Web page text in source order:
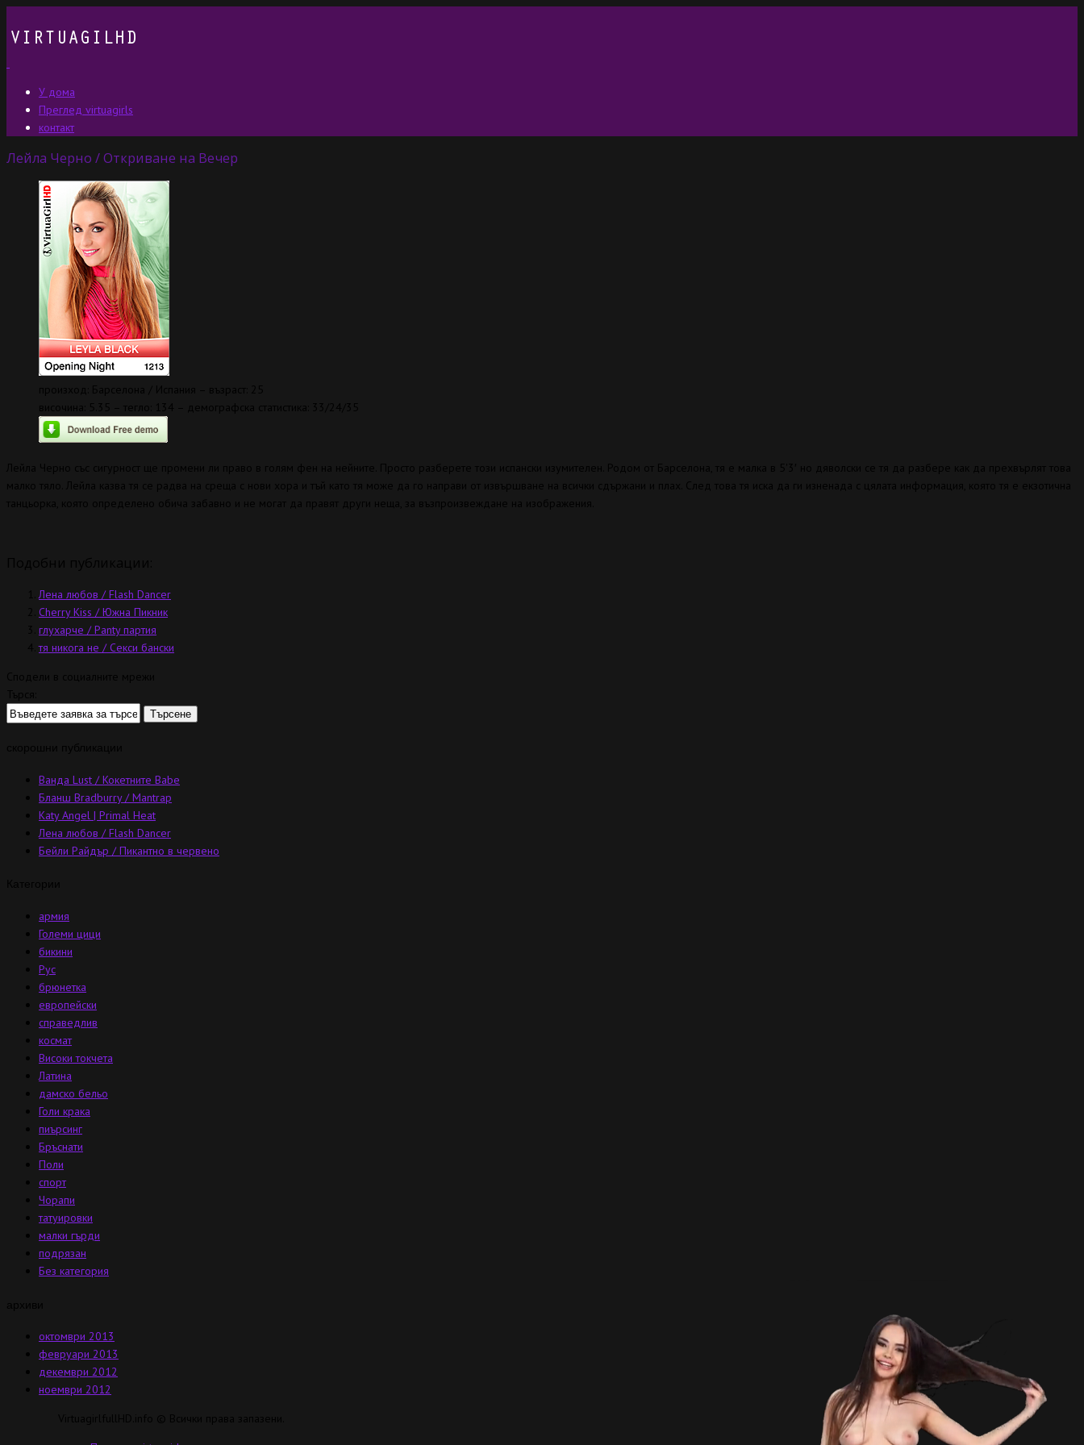
У дома
Преглед virtuagirls
контакт
Лейла Черно / Откриване на Вечер
Лена любов / Flash Dancer
Cherry Kiss / Южна Пикник
глухарче / Panty партия
тя никога не / Секси бански
Ванда Lust / Кокетните Babe
Бланш Bradburry / Mantrap
Katy Angel | Primal Heat
Лена любов / Flash Dancer
Бейли Райдър / Пикантно в червено
армия
Големи цици
бикини
Рус
брюнетка
европейски
справедлив
космат
Високи токчета
Латина
дамско бельо
Голи крака
пиърсинг
Бръснати
Поли
спорт
Чорапи
татуировки
малки гърди
подрязан
Без категория
октомври 2013
февруари 2013
декември 2012
ноември 2012